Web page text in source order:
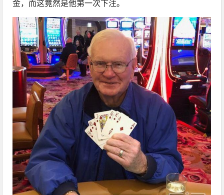
金，而这竟然是他第一次下注。